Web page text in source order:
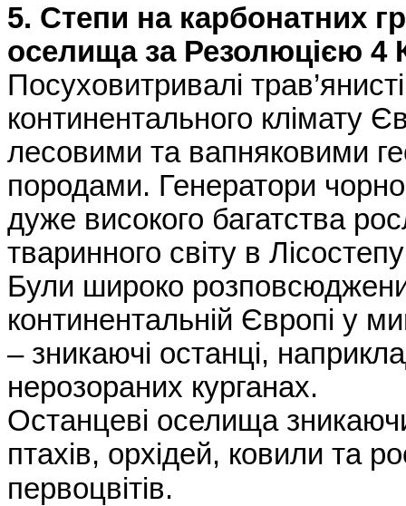
5. Степи на карбонатних
оселища за Резолюцією 4
Посуховитривалі
континентального клімату
лесовими та вапняковими
породами. Генератори
дуже високого багатства
тваринного світу в
Були широко
континентальній Європі у
– зникаючі останці,
нерозораних курганах.
Останцеві оселища
птахів, орхідей, ковили та
первоцвітів.